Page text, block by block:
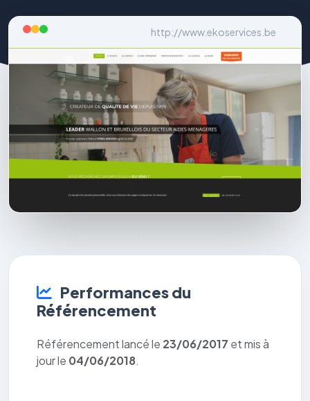
http://www.ekoservices.be
Performances du
Référencement
Référencement lancé le 23/06/2017 et mis à
jour le 04/06/2018.